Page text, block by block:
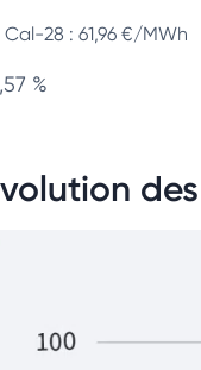
Cal-28 : 61,96 €/MWh
%